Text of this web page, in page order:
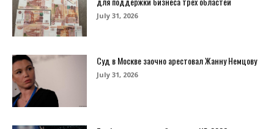
July 31, 2026
Суд в Москве заочно арестовал Жанну Немцову
July 31, 2026